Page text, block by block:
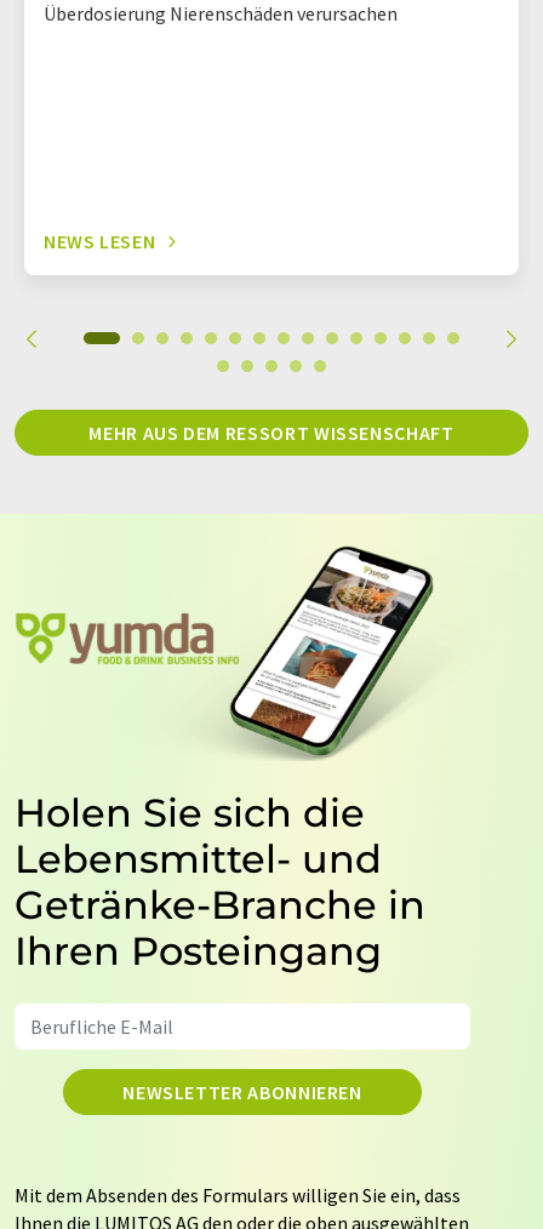
Überdosierung Nierenschäden verursachen
NEWS LESEN
MEHR AUS DEM RESSORT WISSENSCHAFT
Holen Sie sich die
Lebensmittel- und
Getränke-Branche in
Ihren Posteingang
NEWSLETTER ABONNIEREN
Mit dem Absenden des Formulars willigen Sie ein, dass
Ihnen die LUMITOS AG den oder die oben ausgewählten